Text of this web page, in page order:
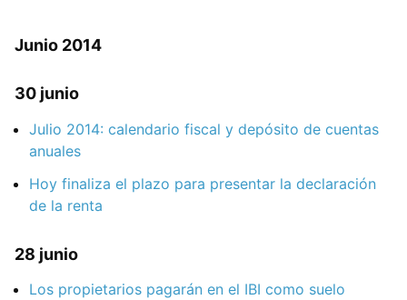
Junio 2014
30 junio
Julio 2014: calendario fiscal y depósito de cuentas
anuales
Hoy finaliza el plazo para presentar la declaración
de la renta
28 junio
Los propietarios pagarán en el IBI como suelo